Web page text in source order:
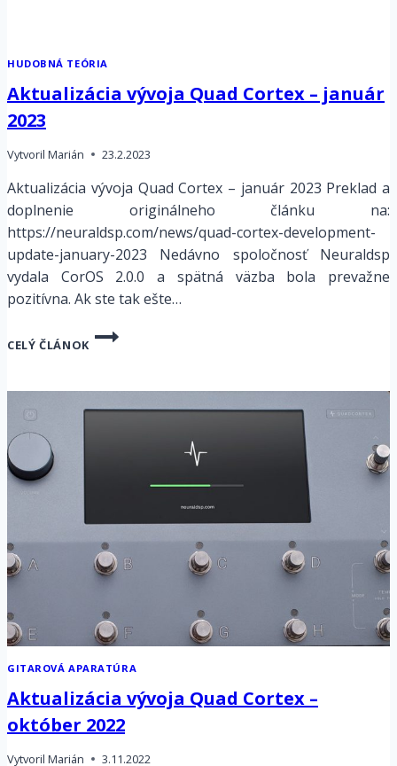
HUDOBNÁ TEÓRIA
Aktualizácia vývoja Quad Cortex – január
2023
Vytvoril Marián 23.2.2023
Aktualizácia vývoja Quad Cortex – január 2023 Preklad a
doplnenie originálneho článku na:
https://neuraldsp.com/news/quad-cortex-development-
update-january-2023 Nedávno spoločnosť Neuraldsp
vydala CorOS 2.0.0 a spätná väzba bola prevažne
pozitívna. Ak ste tak ešte…
CELÝ ČLÁNOK
AKTUALIZÁCIA
GITAROVÁ APARATÚRA
Aktualizácia vývoja Quad Cortex –
október 2022
Vytvoril Marián 3.11.2022